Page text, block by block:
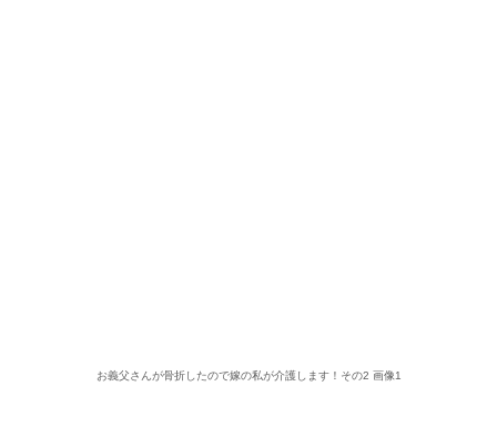
お義父さんが骨折したので嫁の私が介護します！その2 画像1